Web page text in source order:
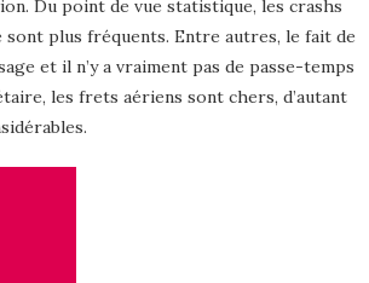
Du point de vue statistique, les crashs
plus fréquents. Entre autres, le fait de
et il n’y a vraiment pas de passe-temps
les frets aériens sont chers, d’autant